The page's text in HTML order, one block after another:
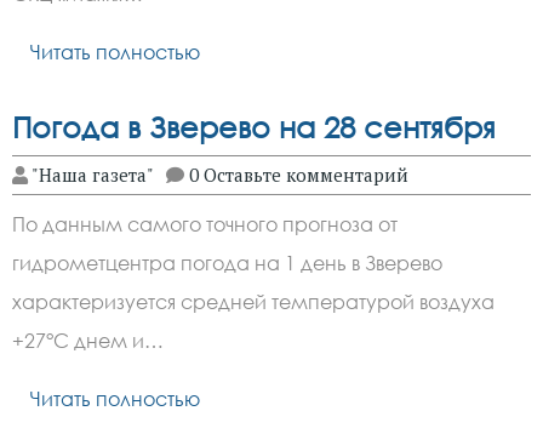
Читать полностью
Погода в Зверево на 28 сентября
"Наша газета" 0 Оставьте комментарий
По данным самого точного прогноза от
гидрометцентра погода на 1 день в Зверево
характеризуется средней температурой воздуха
+27°C днем и…
Читать полностью